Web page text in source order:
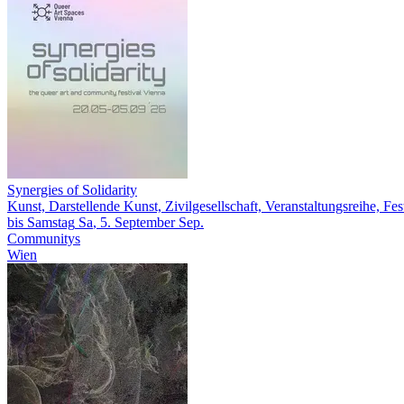
Synergies of Solidarity
Kunst, Darstellende Kunst, Zivilgesellschaft, Veranstaltungsreihe,
bis Samstag Sa, 5. September Sep.
Communitys
Wien